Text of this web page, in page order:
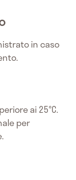
in caso
ai 25°C.
per